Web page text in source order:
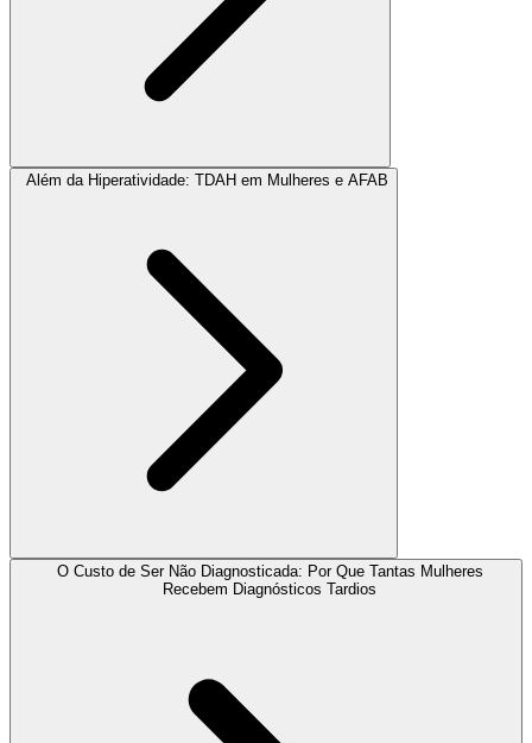
Além da Hiperatividade: TDAH em Mulheres e AFAB
O Custo de Ser Não Diagnosticada: Por Que Tantas Mulheres
Recebem Diagnósticos Tardios